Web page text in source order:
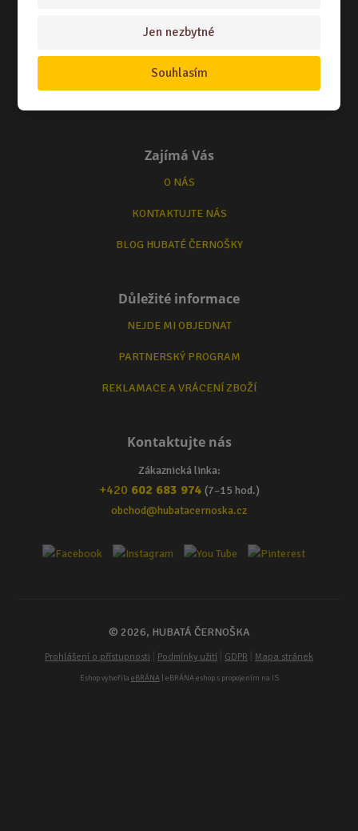
Jen nezbytné
Souhlasím
TERMÍNY ODESLÁNÍ ZBOŽÍ
ZPŮSOB DORUČENÍ
Zajímá Vás
O NÁS
KONTAKTUJTE NÁS
BLOG HUBATÉ ČERNOŠKY
Důležité informace
NEJDE MI OBJEDNAT
PARTNERSKÝ PROGRAM
REKLAMACE A VRÁCENÍ ZBOŽÍ
Kontaktujte nás
Zákaznická linka:
+420 602 683 974 (7–15 hod.)
obchod@hubatacernoska.cz
© 2026, HUBATÁ ČERNOŠKA
Prohlášení o přístupnosti Podmínky užití GDPR Mapa stránek
Eshop vytvořila eBRÁNA| eBRÁNA eshop s propojením na IS